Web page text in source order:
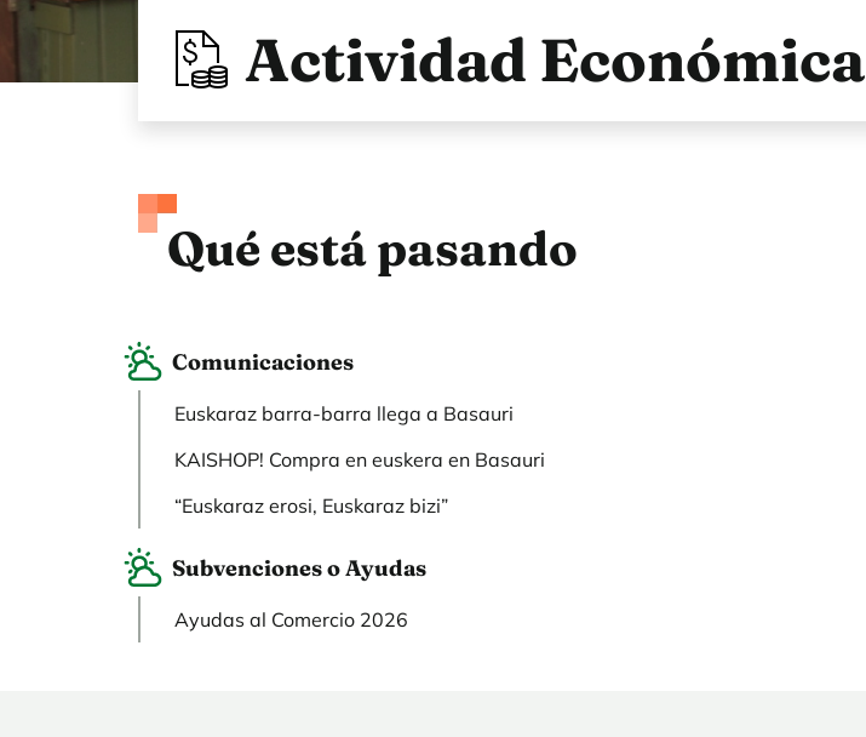
Actividad Económica
Qué está pasando
Comunicaciones
Euskaraz barra-barra llega a Basauri
KAISHOP! Compra en euskera en Basauri
“Euskaraz erosi, Euskaraz bizi”
Subvenciones o Ayudas
Ayudas al Comercio 2026